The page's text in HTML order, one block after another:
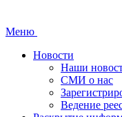
Меню
Новости
Наши
СМИ о нас
Ведение